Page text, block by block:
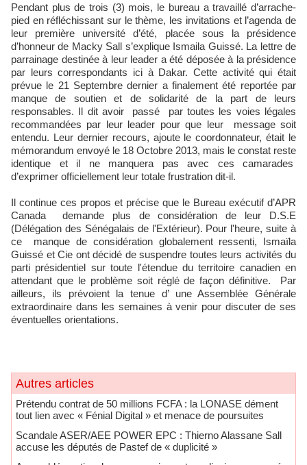
Pendant plus de trois (3) mois, le bureau a travaillé d’arrache-
pied en réfléchissant sur le thème, les invitations et l’agenda de
leur première université d’été, placée sous la présidence
d’honneur de Macky Sall s’explique Ismaila Guissé. La lettre de
parrainage destinée à leur leader a été déposée à la présidence
par leurs correspondants ici à Dakar. Cette activité qui était
prévue le 21 Septembre dernier a finalement été reportée par
manque de soutien et de solidarité de la part de leurs
responsables. Il dit avoir passé par toutes les voies légales
recommandées par leur leader pour que leur message soit
entendu. Leur dernier recours, ajoute le coordonnateur, était le
mémorandum envoyé le 18 Octobre 2013, mais le constat reste
identique et il ne manquera pas avec ces camarades
d’exprimer officiellement leur totale frustration dit-il.
Il continue ces propos et précise que le Bureau exécutif d’APR
Canada demande plus de considération de leur D.S.E
(Délégation des Sénégalais de l'Extérieur). Pour l'heure, suite à
ce manque de considération globalement ressenti, Ismaïla
Guissé et Cie ont décidé de suspendre toutes leurs activités du
parti présidentiel sur toute l'étendue du territoire canadien en
attendant que le problème soit réglé de façon définitive. Par
ailleurs, ils prévoient la tenue d’ une Assemblée Générale
extraordinaire dans les semaines à venir pour discuter de ses
éventuelles orientations.
Autres articles
Prétendu contrat de 50 millions FCFA : la LONASE dément
tout lien avec « Fénial Digital » et menace de poursuites
Scandale ASER/AEE POWER EPC : Thierno Alassane Sall
accuse les députés de Pastef de « duplicité »